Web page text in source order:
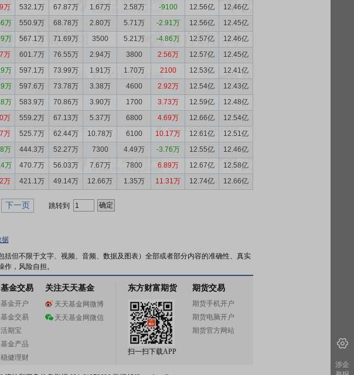
万 532.1万 67.87万 1.67万 2.58万 -9100 12.56亿
12.46亿
万 550.9万 68.78万 2.80万 5.71万 -2.91万 12.56亿
12.45亿
万 567.1万 71.69万 3500 5.21万 -4.86万 12.57亿
12.46亿
万 601.7万 76.55万 2.94万 3800 2.56万 12.57亿
12.45亿
万 597.1万 73.99万 1.91万 1.70万 2100 12.53亿
12.41亿
万 597.6万 73.78万 3.38万 4600 2.92万 12.54亿
12.43亿
万 583.9万 70.86万 3.90万 1700 3.73万 12.59亿
12.48亿
万 559.2万 67.13万 5.37万 6800 4.69万 12.66亿
12.54亿
万 525.7万 62.44万 10.78万 6100 10.17万 12.61亿
12.51亿
万 444.3万 52.27万 7300 4.49万 -3.76万 12.55亿
12.46亿
万 470.7万 56.03万 7.67万 7800 6.89万 12.67亿
12.58亿
万 421.1万 49.14万 12.66万 1.35万 11.31万 12.74亿 12.66亿
下一页 跳转到
据
但不限于文字、视频、音频、数据及图表）全部或者部分内容的准确性、真实
，风险自担。
基金交易
基金开户
基金交易
活期宝
基金产品
稳健理财
关注天天基金
天天基金网微博
天天基金网微信
东方财富期货
扫一扫下载APP
期货交易
期货手机开户
期货电脑开户
期货官方网站
涉企